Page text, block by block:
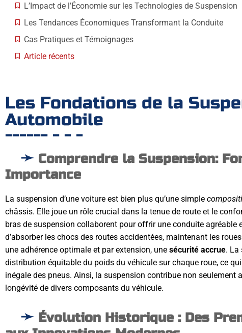
L’Impact de l’Économie sur les Technologies de Suspension
Les Tendances Économiques Transformant la Conduite
Cas Pratiques et Témoignages
Article récents
Les Fondations de la
Automobile
Comprendre la Suspension:
Importance
La suspension d’une voiture est bien plus qu’une simple
châssis. Elle joue un rôle crucial dans la tenue de route et le
bras de suspension collaborent pour offrir une conduite agréable
d’absorber les chocs des routes accidentées, maintenant les
une adhérence optimale et par extension, une sécurité accrue. La
distribution équitable du poids du véhicule sur chaque roue, ce
inégale des pneus. Ainsi, la suspension contribue non seulement
longévité de divers composants du véhicule.
Évolution Historique : Des